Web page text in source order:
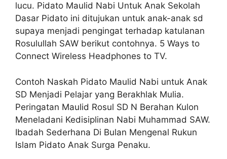
lucu. Pidato Maulid Nabi Untuk Anak Sekolah
Dasar Pidato ini ditujukan untuk anak-anak sd
supaya menjadi pengingat terhadap katulanan
Rosulullah SAW berikut contohnya. 5 Ways to
Connect Wireless Headphones to TV.
Contoh Naskah Pidato Maulid Nabi untuk Anak
SD Menjadi Pelajar yang Berakhlak Mulia.
Peringatan Maulid Rosul SD N Berahan Kulon
Meneladani Kedisiplinan Nabi Muhammad SAW.
Ibadah Sederhana Di Bulan Mengenal Rukun
Islam Pidato Anak Surga Penaku.